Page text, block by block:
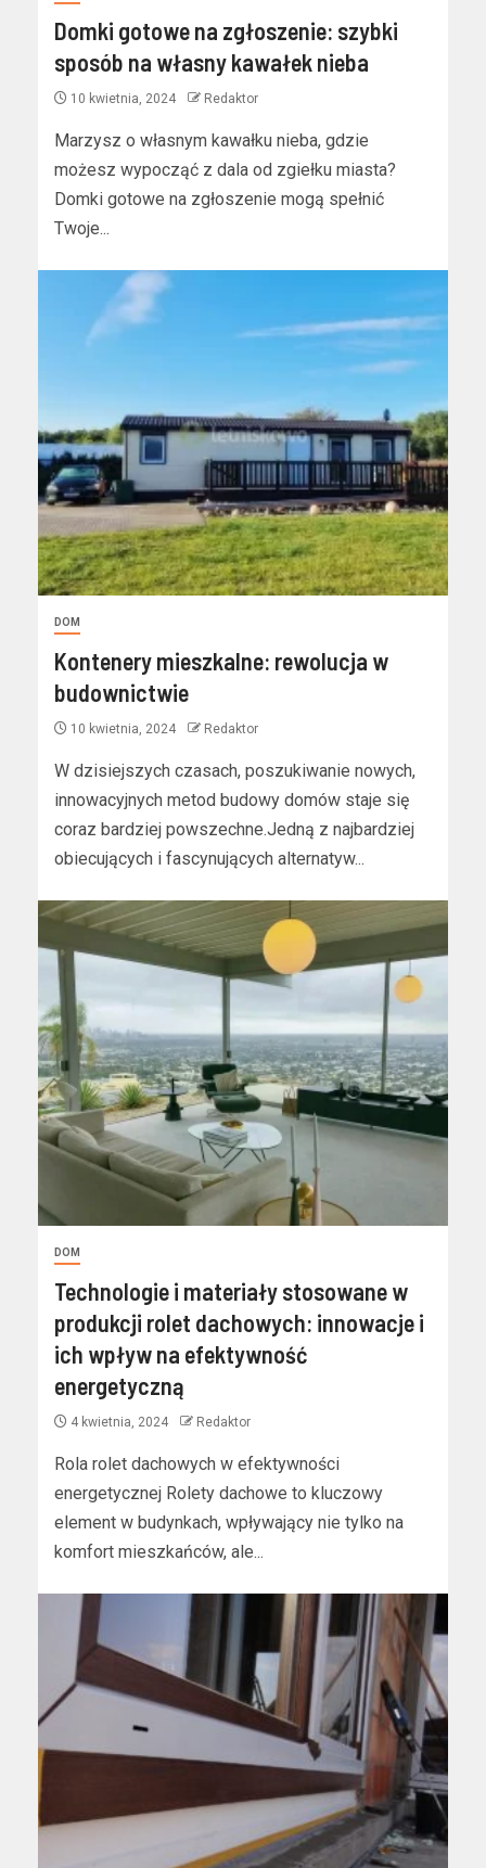
Domki gotowe na zgłoszenie: szybki
sposób na własny kawałek nieba
10 kwietnia, 2024 Redaktor
Marzysz o własnym kawałku nieba, gdzie
możesz wypocząć z dala od zgiełku miasta?
Domki gotowe na zgłoszenie mogą spełnić
Twoje...
DOM
Kontenery mieszkalne: rewolucja w
budownictwie
10 kwietnia, 2024 Redaktor
W dzisiejszych czasach, poszukiwanie nowych,
innowacyjnych metod budowy domów staje się
coraz bardziej powszechne.Jedną z najbardziej
obiecujących i fascynujących alternatyw...
DOM
Technologie i materiały stosowane w
produkcji rolet dachowych: innowacje i
ich wpływ na efektywność
energetyczną
4 kwietnia, 2024 Redaktor
Rola rolet dachowych w efektywności
energetycznej Rolety dachowe to kluczowy
element w budynkach, wpływający nie tylko na
komfort mieszkańców, ale...